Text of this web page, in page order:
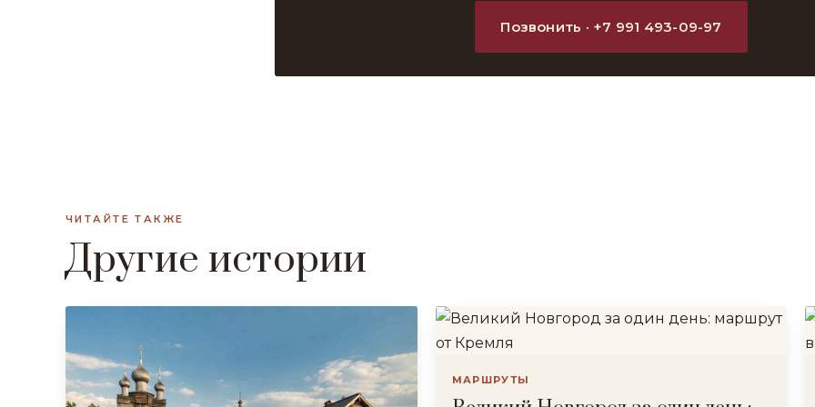
Позвонить · +7 991 493-09-97
ЧИТАЙТЕ ТАКЖЕ
Другие истории
МАРШРУТЫ